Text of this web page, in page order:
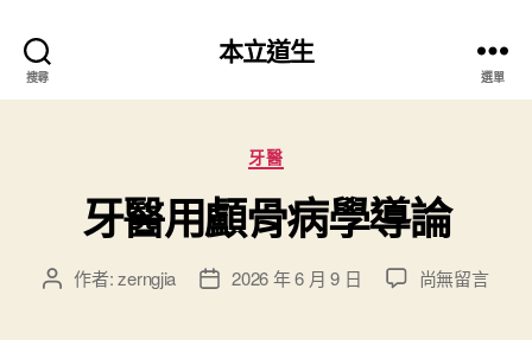
搜尋
本立道生
選單
分
類
牙醫
牙醫用顱骨病學導論
文 作者:zerngjia
文 2026 年 6 月 9 日
在
尚無留言